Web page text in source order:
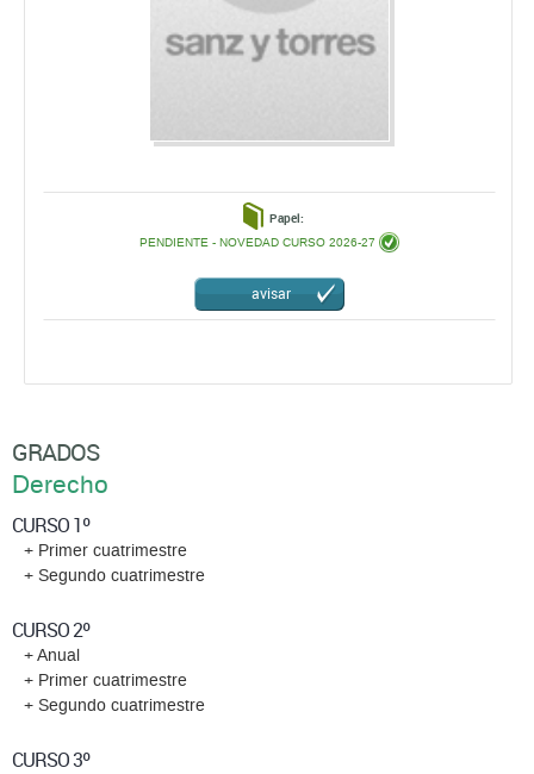
Papel:
PENDIENTE - NOVEDAD CURSO 2026-27
avisar
GRADOS
Derecho
CURSO 1º
+ Primer cuatrimestre
+ Segundo cuatrimestre
CURSO 2º
+ Anual
+ Primer cuatrimestre
+ Segundo cuatrimestre
CURSO 3º